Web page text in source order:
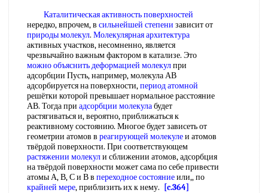
Каталитическая активность поверхностей
нередко, впрочем, в сильнейшей степени зависит от
природы молекул. Молекулярная архитектура
активных участков, несомненно, является
чрезвычайно важным фактором в катализе. Это
можно объяснитьдеформацией молекулпри
адсорбции Пусть, например, молекула АВ
адсорбируется на поверхности,период атомной
решётки которой превышает нормальное расстояние
АВ. Тогда при адсорбции молекулабудет
растягиваться и, вероятно, приближаться к
реактивному состоянию. Многое будет зависеть от
геометрии атомов в реагирующей молекулеи атомов
твёрдой поверхности. При соответствующем
растяжении молекули сближении атомов, адсорбция
на твёрдой поверхности может сама по себе привести
атомы А, В, С и В в переходное состояниеили,, по
крайней мере, приблизить их к нему. [c.364]